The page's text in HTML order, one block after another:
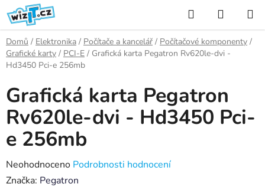
Přejít
na
obsah
Hledat
KOŠÍK
Domů / Elektronika / Počítače a kancelář / Počítačové komponenty /
Grafické karty / PCI-E / Grafická karta Pegatron Rv620le-dvi -
Hd3450 Pci-e 256mb
Grafická karta Pegatron
Rv620le-dvi - Hd3450 Pci-
e 256mb
Průměrné
hodnocení
Neohodnoceno Podrobnosti hodnocení
Značka: Pegatron